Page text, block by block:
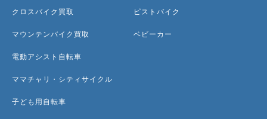
クロスバイク買取
マウンテンバイク買取
電動アシスト自転車
ママチャリ・シティサイクル
子ども用自転車
ピストバイク
ベビーカー